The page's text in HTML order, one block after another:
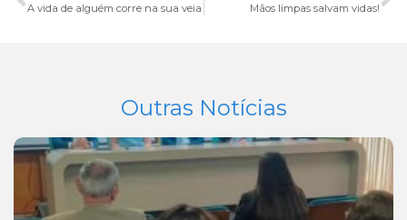
A vida de alguém corre na sua veia Mãos limpas salvam vidas!
Outras Notícias